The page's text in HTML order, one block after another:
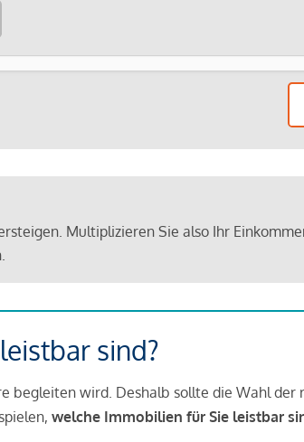
Multiplizieren Sie also Ihr
sind?
begleiten wird. Deshalb sollte die Wahl
welche Immobilien für Sie leistbar